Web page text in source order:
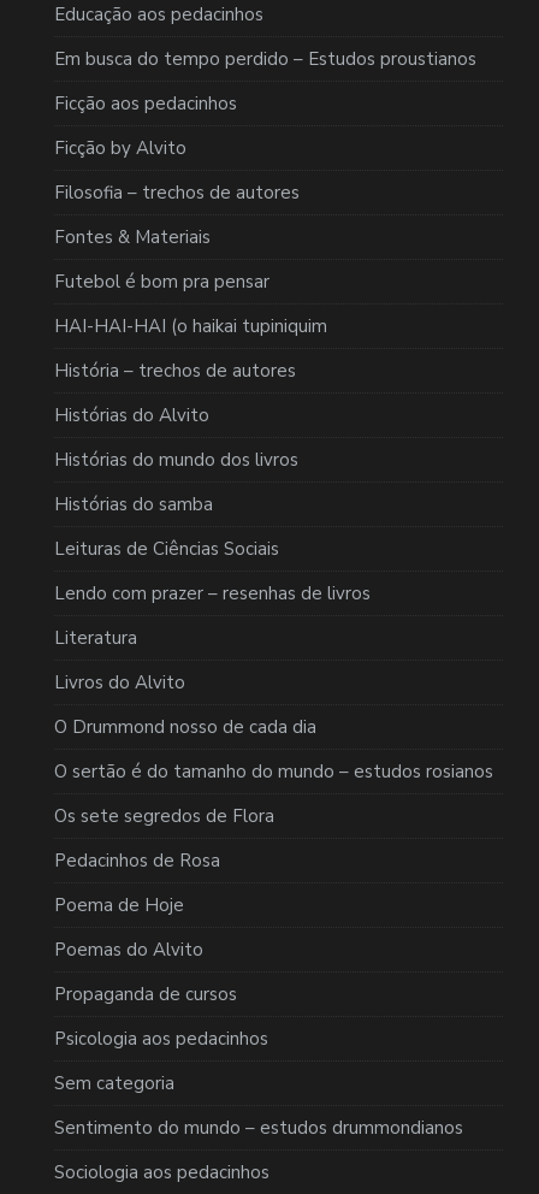
Educação aos pedacinhos
Em busca do tempo perdido – Estudos proustianos
Ficção aos pedacinhos
Ficção by Alvito
Filosofia – trechos de autores
Fontes & Materiais
Futebol é bom pra pensar
HAI-HAI-HAI (o haikai tupiniquim
História – trechos de autores
Histórias do Alvito
Histórias do mundo dos livros
Histórias do samba
Leituras de Ciências Sociais
Lendo com prazer – resenhas de livros
Literatura
Livros do Alvito
O Drummond nosso de cada dia
O sertão é do tamanho do mundo – estudos rosianos
Os sete segredos de Flora
Pedacinhos de Rosa
Poema de Hoje
Poemas do Alvito
Propaganda de cursos
Psicologia aos pedacinhos
Sem categoria
Sentimento do mundo – estudos drummondianos
Sociologia aos pedacinhos